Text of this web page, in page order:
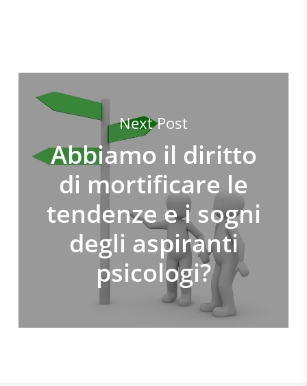
Next Post
Abbiamo il diritto
di mortificare le
tendenze e i sogni
degli aspiranti
psicologi?